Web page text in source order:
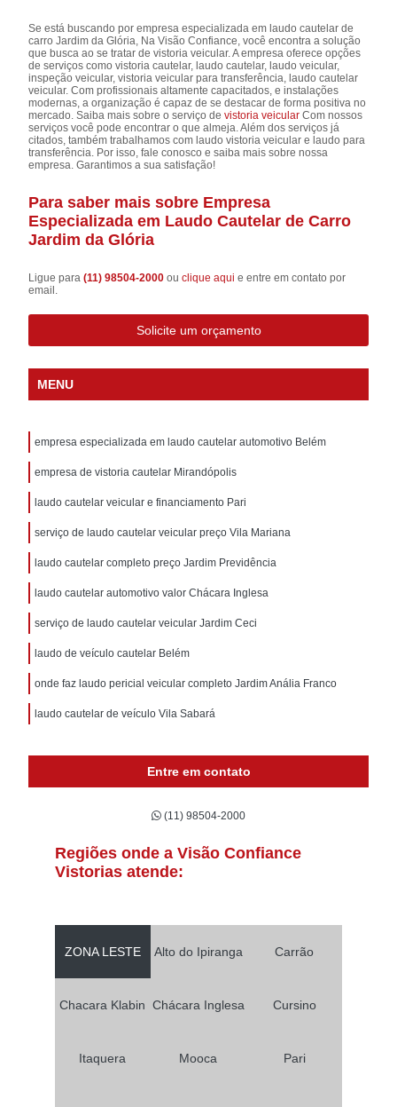
Se está buscando por empresa especializada em laudo cautelar de
carro Jardim da Glória, Na Visão Confiance, você encontra a solução
que busca ao se tratar de vistoria veicular. A empresa oferece opções
de serviços como vistoria cautelar, laudo cautelar, laudo veicular,
inspeção veicular, vistoria veicular para transferência, laudo cautelar
veicular. Com profissionais altamente capacitados, e instalações
modernas, a organização é capaz de se destacar de forma positiva no
mercado. Saiba mais sobre o serviço devistoria veicular Com nossos
serviços você pode encontrar o que almeja. Além dos serviços já
citados, também trabalhamos com laudo vistoria veicular e laudo para
transferência. Por isso, fale conosco e saiba mais sobre nossa
empresa. Garantimos a sua satisfação!
Para saber mais sobre Empresa
Especializada em Laudo Cautelar de Carro
Jardim da Glória
Ligue para(11) 98504-2000ouclique aqui e entre em contato por
email.
Solicite um orçamento
MENU
empresa especializada em laudo cautelar automotivo Belém
empresa de vistoria cautelar Mirandópolis
laudo cautelar veicular e financiamento Pari
serviço de laudo cautelar veicular preço Vila Mariana
laudo cautelar completo preço Jardim Previdência
laudo cautelar automotivo valor Chácara Inglesa
serviço de laudo cautelar veicular Jardim Ceci
laudo de veículo cautelar Belém
onde faz laudo pericial veicular completo Jardim Anália Franco
laudo cautelar de veículo Vila Sabará
Entre em contato
(11) 98504-2000
Regiões onde a Visão Confiance
Vistorias atende:
ZONA LESTE Alto do Ipiranga Carrão
Chacara Klabin Chácara Inglesa Cursino
Itaquera Mooca Pari